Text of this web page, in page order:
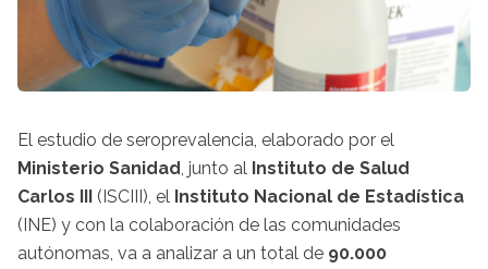
El estudio de seroprevalencia, elaborado por el
Ministerio Sanidad , junto al Instituto de Salud
Carlos III (ISCIII), el Instituto Nacional de Estadística
(INE) y con la colaboración de las comunidades
autónomas, va a analizar a un total de 90.000